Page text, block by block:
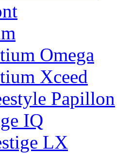
Omega
Xceed
Papillon
IQ
LX